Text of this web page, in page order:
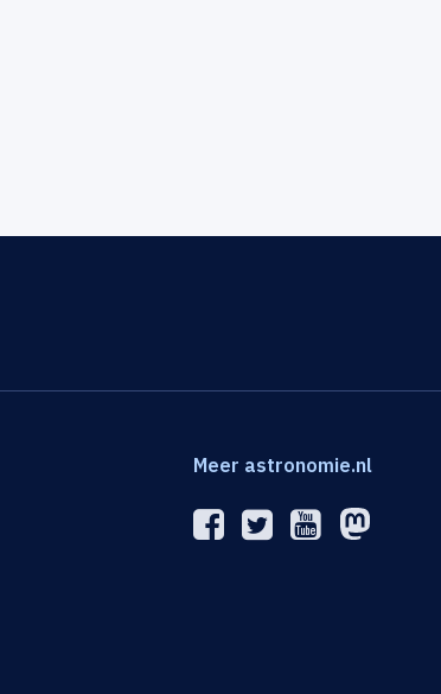
Meer astronomie.nl